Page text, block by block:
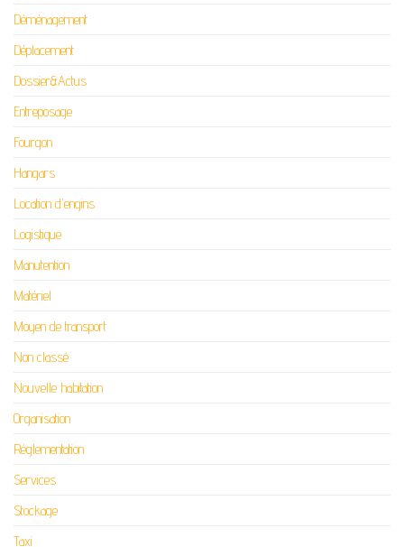
Déménagement
Déplacement
Dossier&Actus
Entreposage
Fourgon
Hangars
Location d'engins
Logistique
Manutention
Matériel
Moyen de transport
Non classé
Nouvelle habitation
Organisation
Réglementation
Services
Stockage
Taxi